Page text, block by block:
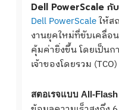
Dell PowerScale
Dell PowerScaleให้ส
งานยุคใหม่ที่ขับเคลื่อ
คุ้มค่ายิ่งขึ้น โดยเป็น
เจ้าของโดยรวม (TCO)
สตอเรจแบบ All-Flash